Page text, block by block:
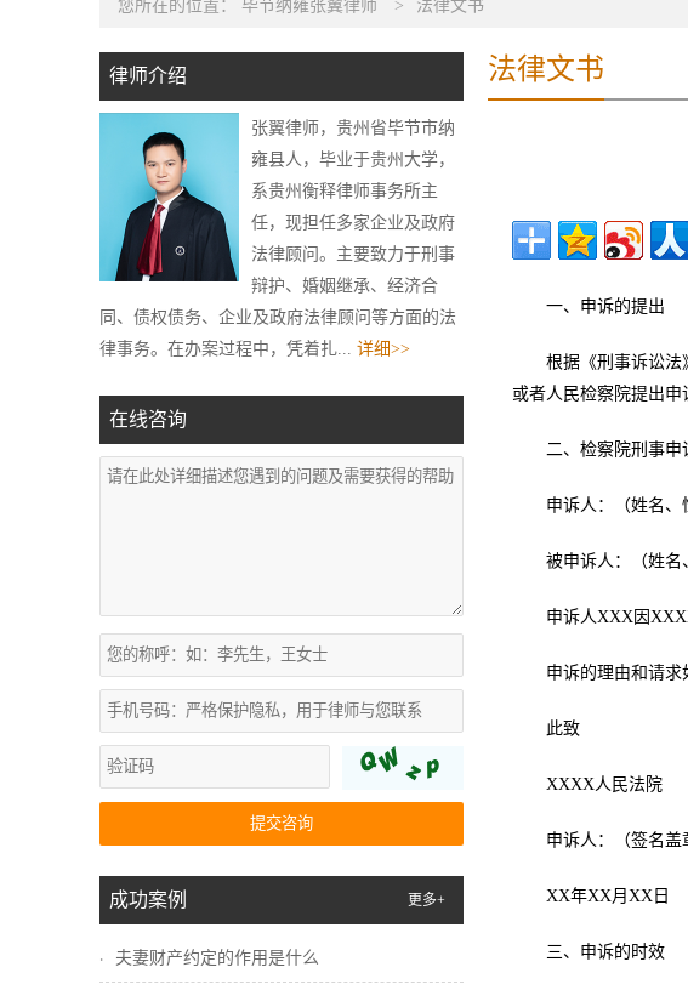
您所在的位置： 毕节纳雍张翼律师 > 法律文书
律师介绍
张翼律师，贵州省毕节市纳
雍县人，毕业于贵州大学，
系贵州衡释律师事务所主
任，现担任多家企业及政府
法律顾问。主要致力于刑事
辩护、婚姻继承、经济合
同、债权债务、企业及政府法律顾问等方面的法
律事务。在办案过程中，凭着扎... 详细>>
在线咨询
提交咨询
成功案例 更多+
夫妻财产约定的作用是什么
法律文书
一、申诉的提出
根据《刑事诉讼法
或者人民检察院提出申
二、检察院刑事申
申诉人：（姓名、
被申诉人：（姓名
申诉人XXX因
申诉的理由和请求
此致
XXXX人民法院
申诉人：（签名盖
XX年XX月XX日
三、申诉的时效